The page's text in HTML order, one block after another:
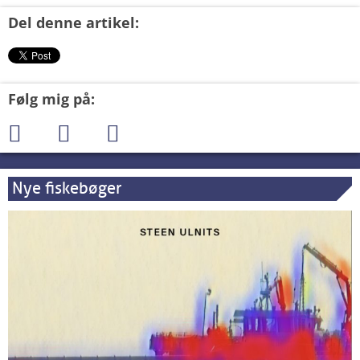
Del denne artikel:
Følg mig på:
Nye fiskebøger